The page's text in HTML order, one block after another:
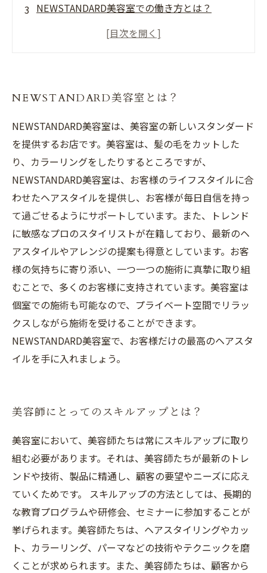
NEWSTANDARD美容室での働き方とは？
福岡で美容師として働くメリットとは？
NEWSTANDARD美容室とは？
NEWSTANDARD美容室は、美容室の新しいスタンダード
を提供するお店です。美容室は、髪の毛をカットした
り、カラーリングをしたりするところですが、
NEWSTANDARD美容室は、お客様のライフスタイルに合
わせたヘアスタイルを提供し、お客様が毎日自信を持っ
て過ごせるようにサポートしています。また、トレンド
に敏感なプロのスタイリストが在籍しており、最新のヘ
アスタイルやアレンジの提案も得意としています。お客
様の気持ちに寄り添い、一つ一つの施術に真摯に取り組
むことで、多くのお客様に支持されています。美容室は
個室での施術も可能なので、プライベート空間でリラッ
クスしながら施術を受けることができます。
NEWSTANDARD美容室で、お客様だけの最高のヘアスタ
イルを手に入れましょう。
美容師にとってのスキルアップとは？
美容室において、美容師たちは常にスキルアップに取り
組む必要があります。それは、美容師たちが最新のトレ
ンドや技術、製品に精通し、顧客の要望やニーズに応え
ていくためです。 スキルアップの方法としては、長期的
な教育プログラムや研修会、セミナーに参加することが
挙げられます。美容師たちは、ヘアスタイリングやカッ
ト、カラーリング、パーマなどの技術やテクニックを磨
くことが求められます。また、美容師たちは、顧客から